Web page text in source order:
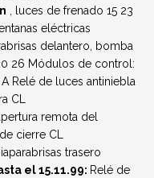
, luces de frenado 15 23
eléctricas
delantero, bomba
26 Módulos de control:
A Relé de luces antiniebla
CL
remota del
cierre CL
trasero
el 15.11.99: Relé de